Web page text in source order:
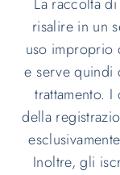
risalire in un
uso improprio
e serve quindi
trattamento.
della
Inoltre, gli